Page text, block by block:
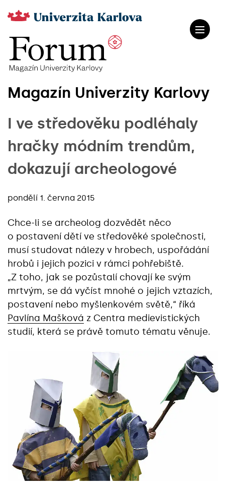
Magazín Univerzity Karlovy
I ve středověku podléhaly
hračky módním trendům,
dokazují archeologové
pondělí 1. června 2015
Chce-li se archeolog dozvědět něco
o postavení dětí ve středověké společnosti,
musí studovat nálezy v hrobech, uspořádání
hrobů i jejich pozici v rámci pohřebiště.
„Z toho, jak se pozůstalí chovají ke svým
mrtvým, se dá vyčíst mnohé o jejich vztazích,
postavení nebo myšlenkovém světě,“ říká
Pavlína Mašková z Centra medievistických
studií, která se právě tomuto tématu věnuje.